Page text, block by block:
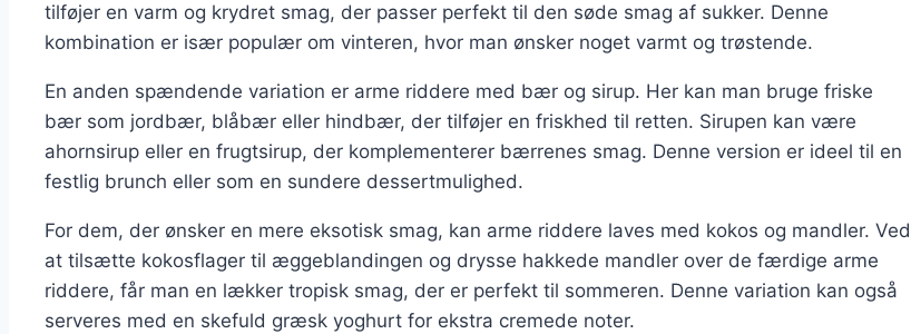
tilføjer en varm og krydret smag, der passer perfekt til den søde smag af sukker. Denne
kombination er især populær om vinteren, hvor man ønsker noget varmt og trøstende.
En anden spændende variation er arme riddere med bær og sirup. Her kan man bruge friske
bær som jordbær, blåbær eller hindbær, der tilføjer en friskhed til retten. Sirupen kan være
ahornsirup eller en frugtsirup, der komplementerer bærrenes smag. Denne version er ideel til en
festlig brunch eller som en sundere dessertmulighed.
For dem, der ønsker en mere eksotisk smag, kan arme riddere laves med kokos og mandler. Ved
at tilsætte kokosflager til æggeblandingen og drysse hakkede mandler over de færdige arme
riddere, får man en lækker tropisk smag, der er perfekt til sommeren. Denne variation kan også
serveres med en skefuld græsk yoghurt for ekstra cremede noter.